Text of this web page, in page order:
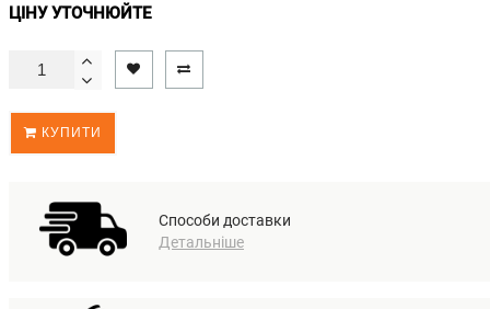
ЦІНУ УТОЧНЮЙТЕ
КУПИТИ
Способи доставки
Детальніше